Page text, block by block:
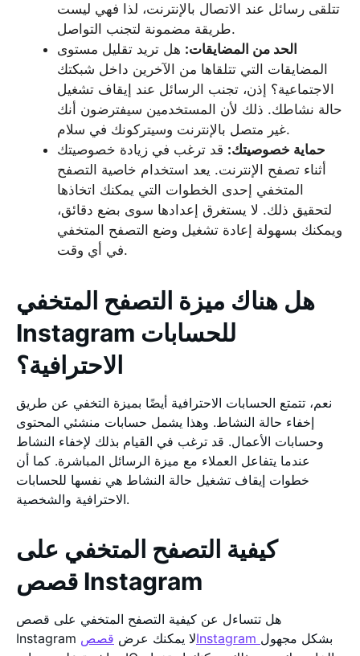
تتلقى رسائل عند الاتصال بالإنترنت، لذا فهي ليست
طريقة مضمونة لتجنب التواصل.
الحد من المضايقات: هل تريد تقليل مستوى
المضايقات التي تتلقاها من الآخرين داخل شبكتك
الاجتماعية؟ إذن، تجنب الرسائل عند إيقاف تشغيل
حالة نشاطك. ذلك لأن المستخدمين سيفترضون أنك
غير متصل بالإنترنت وسيتركونك في سلام.
حماية خصوصيتك: قد ترغب في زيادة خصوصيتك
أثناء تصفح الإنترنت. يعد استخدام خاصية التصفح
المتخفي إحدى الخطوات التي يمكنك اتخاذها
لتحقيق ذلك. لا يستغرق إعدادها سوى بضع دقائق،
ويمكنك بسهولة إعادة تشغيل وضع التصفح المتخفي
في أي وقت.
هل هناك ميزة التصفح المتخفي
Instagram للحسابات
الاحترافية؟
نعم، تتمتع الحسابات الاحترافية أيضًا بميزة التخفي عن طريق
إخفاء حالة النشاط. وهذا يشمل حسابات منشئي المحتوى
وحسابات الأعمال. قد ترغب في القيام بذلك لإخفاء النشاط
عندما يتفاعل العملاء مع ميزة الرسائل المباشرة. كما أن
خطوات إيقاف تشغيل حالة النشاط هي نفسها للحسابات
الاحترافية والشخصية.
كيفية التصفح المتخفي على
قصص Instagram
هل تتساءل عن كيفية التصفح المتخفي على قصص
Instagram لا يمكنك عرضقصصInstagram بشكل مجهول